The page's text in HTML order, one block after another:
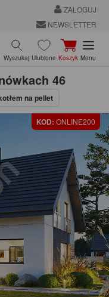
ZALOGUJ
NEWSLETTER
Wyszukaj Ulubione Koszyk Menu
46
na pellet
KOD: ONLINE200